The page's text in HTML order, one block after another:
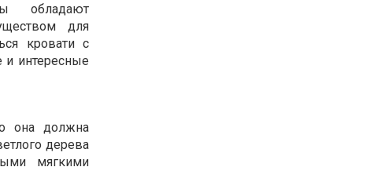
обладают
для
кровати с
и интересные
она должна
дерева
мягкими